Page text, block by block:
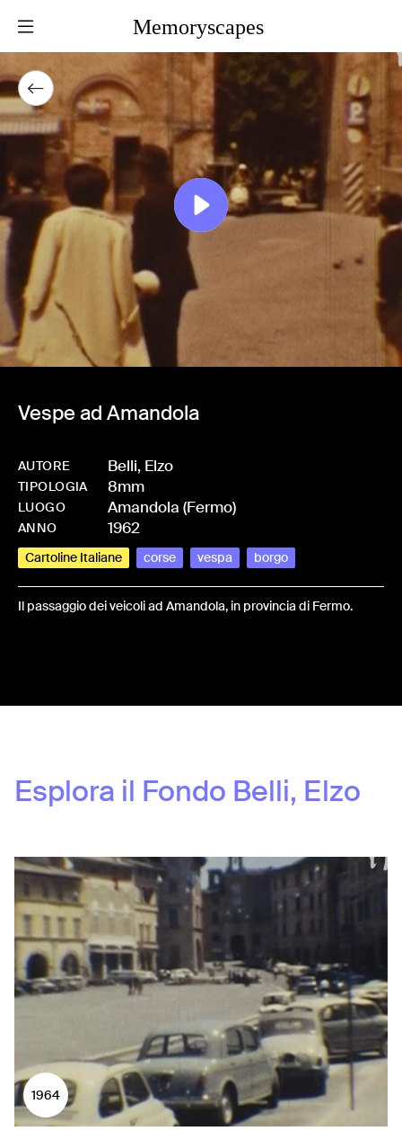
Memoryscapes
Vespe ad Amandola
AUTORE Belli, Elzo
TIPOLOGIA 8mm
LUOGO Amandola (Fermo)
ANNO 1962
Cartoline Italiane corse vespa borgo
Il passaggio dei veicoli ad Amandola, in provincia di Fermo.
Esplora il Fondo Belli, Elzo
1964